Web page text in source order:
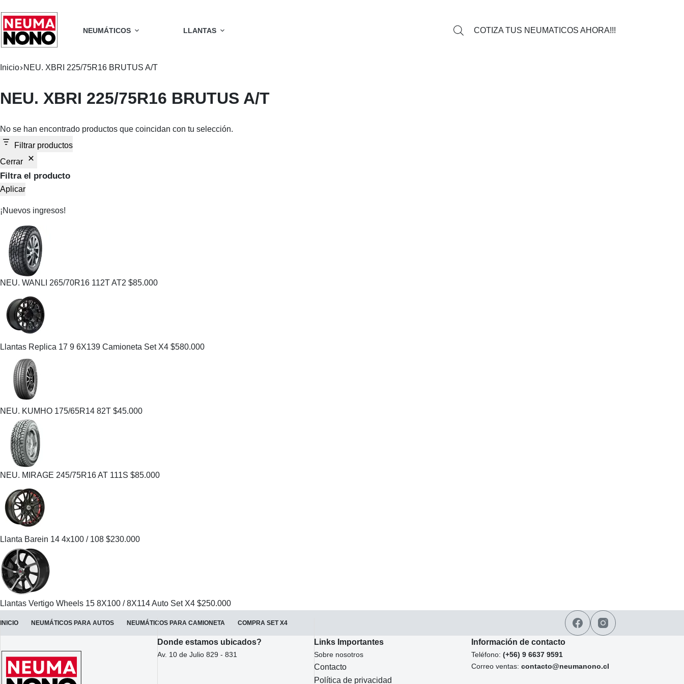
NEUMÁTICOS LLANTAS COTIZA TUS NEUMATICOS AHORA!!!
Inicio NEU. XBRI 225/75R16 BRUTUS A/T
NEU. XBRI 225/75R16 BRUTUS A/T
No se han encontrado productos que coincidan con tu selección.
Filtrar productos
Cerrar
Filtra el producto
Aplicar
¡Nuevos ingresos!
NEU. WANLI 265/70R16 112T AT2 $85.000
Llantas Replica 17 9 6X139 Camioneta Set X4 $580.000
NEU. KUMHO 175/65R14 82T $45.000
NEU. MIRAGE 245/75R16 AT 111S $85.000
Llanta Barein 14 4x100 / 108 $230.000
Llantas Vertigo Wheels 15 8X100 / 8X114 Auto Set X4 $250.000
INICIO NEUMÁTICOS PARA AUTOS NEUMÁTICOS PARA CAMIONETA COMPRA SET X4
Donde estamos ubicados?
Av. 10 de Julio 829 - 831
Links Importantes
Sobre nosotros
Contacto
Política de privacidad
Información de contacto
Teléfono: (+56) 9 6637 9591
Correo ventas: contacto@neumanono.cl